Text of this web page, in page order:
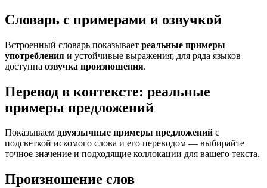
Словарь с примерами и озвучкой
Встроенный словарь показывает реальные примеры
употребления и устойчивые выражения; для ряда языков
доступна озвучка произношения.
Перевод в контексте: реальные
примеры предложений
Показываем двуязычные примеры предложений с
подсветкой искомого слова и его переводом — выбирайте
точное значение и подходящие коллокации для вашего текста.
Произношение слов